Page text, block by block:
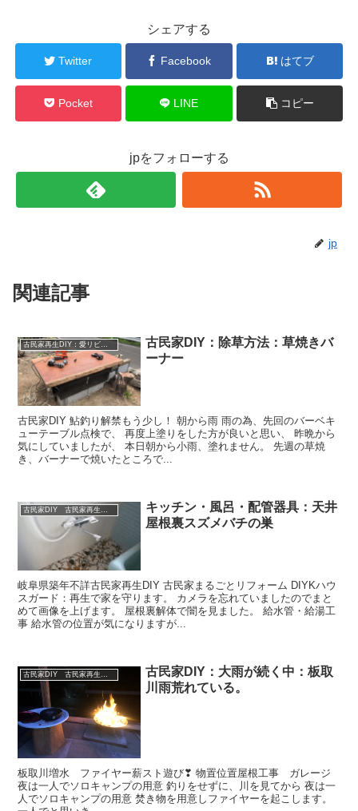
シェアする
Twitter Facebook はてブ
Pocket LINE コピー
jpをフォローする
jp
関連記事
古民家再生DIY：愛リビング リノベーション：リフォーム暖炉BBQ
古民家DIY：除草方法：草焼きバ
ーナー
古民家DIY 鮎釣り解禁もう少し！ 朝から雨 雨の為、先回のバーベキ
ューテーブル点検で、 再度上塗りをした方が良いと思い、 昨晩から
気にしていましたが、 本日朝から小雨、塗れません。 先週の草焼
き、バーナーで焼いたところで...
キッチン・風呂・配管器具：天井
屋根裏スズメバチの巣
岐阜県築年不詳古民家再生DIY 古民家まるごとリフォーム DIYKハウ
スガード：再生で家を守ります。 カメラを忘れていましたのでまと
めて画像を上げます。 屋根裏解体で闇を見ました。 給水管・給湯工
事 給水管の位置が気になりますが...
古民家DIY 古民家再生 別荘 リフォーム 小屋 薪ストーブ
古民家DIY：大雨が続く中：板取
川雨荒れている。
板取川増水 ファイヤー薪スト遊び❣ 物置位置屋根工事 ガレージ
夜は一人でソロキャンプの用意 釣りをせずに、川を見てから 夜は一
人でソロキャンプの用意 焚き物を用意しファイヤーを起こします。